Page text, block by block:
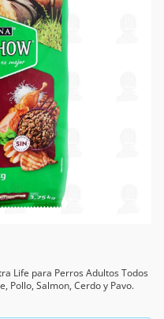
Life para Perros Adultos Todos
Pollo, Salmon, Cerdo y Pavo.